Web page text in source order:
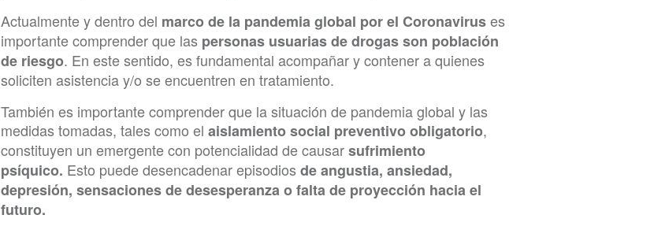
Actualmente y dentro del marco de la pandemia global por el Coronaviruses
importante comprender que las personas usuarias de drogas son población
de riesgo. En este sentido, es fundamental acompañar y contener a quienes
soliciten asistencia y/o se encuentren en tratamiento.
También es importante comprender que la situación de pandemia global y las
medidas tomadas, tales como el aislamiento social preventivo obligatorio,
constituyen un emergente con potencialidad de causarsufrimiento
psíquico. Esto puede desencadenar episodios de angustia, ansiedad,
depresión, sensaciones de desesperanza o falta de proyección hacia el
futuro.